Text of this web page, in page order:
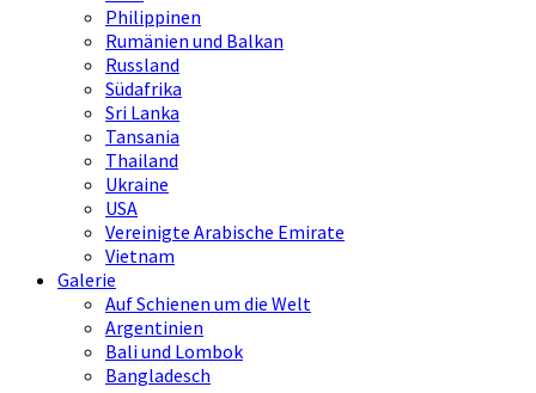
Philippinen
Rumänien und Balkan
Russland
Südafrika
Sri Lanka
Tansania
Thailand
Ukraine
USA
Vereinigte Arabische Emirate
Vietnam
Galerie
Auf Schienen um die Welt
Argentinien
Bali und Lombok
Bangladesch